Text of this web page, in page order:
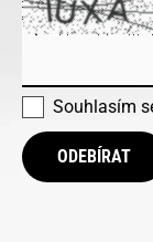
Souhlasím
ODEBÍRAT